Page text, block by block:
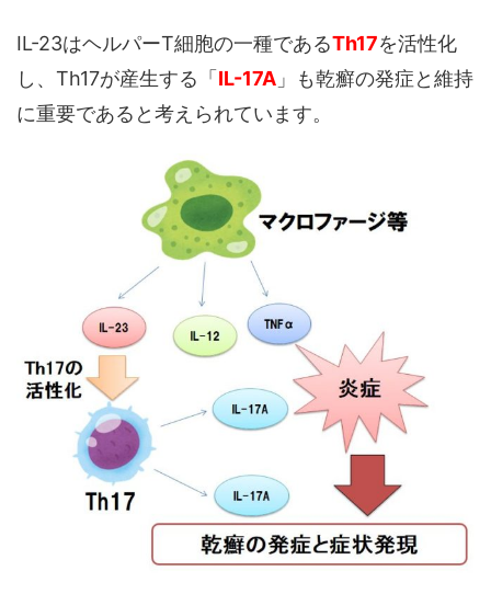
IL-23はヘルパーT細胞の一種であるTh17を活性化
し、Th17が産生する「 IL-17A 」も乾癬の発症と維持
に重要であると考えられています。